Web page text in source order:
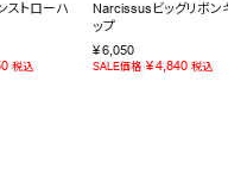
ストローハ
税込
Narcissusビッグリボンキャ
ップ
¥6,050
SALE価格 ¥4,840 税込